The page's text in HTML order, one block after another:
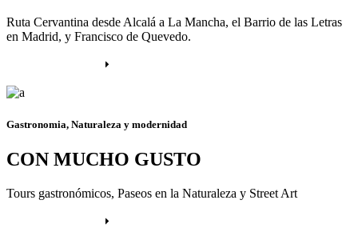
Ruta Cervantina desde Alcalá a La Mancha, el Barrio de las Letras
en Madrid, y Francisco de Quevedo.
Gastronomia, Naturaleza y modernidad
CON MUCHO GUSTO
Tours gastronómicos, Paseos en la Naturaleza y Street Art